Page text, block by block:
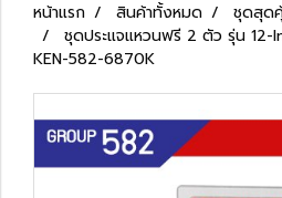
หน้าแรก สินค้าทั้งหมด ชุดสุด
ชุดประแจแหวนฟรี 2 ตัว รุ่น 12-
KEN-582-6870K